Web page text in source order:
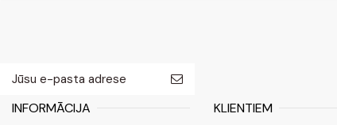
INFORMĀCIJA KLIENTIEM